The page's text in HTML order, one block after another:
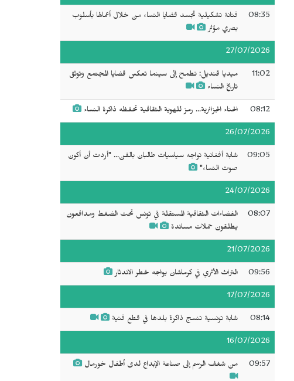
08:35
فنانة تشكيلية تجسد قضايا النساء من خلال أعمالها بأسلوب
بصري مؤثر
27/07/2026
11:02
ميديا قنديل: نطمح إلى سينما تعكس قضايا المجتمع وتوثق
تاريخ النساء
08:12 الحناء الجزائرية... رمز للهوية الثقافية تحفظه ذاكرة النساء
26/07/2026
09:05
شابة أفغانية تواجه سياسيات طالبان بالفن... "أردت أن أكون
صوت النساء"
24/07/2026
08:07
الفضاءات الثقافية المستقلة في تونس تحت الضغط ومدافعون
يطلقون حملات مساندة
21/07/2026
09:56 التراث الأثري في كرماشان يواجه خطر الاندثار
17/07/2026
08:14 شابة تونسية تنسج ذاكرة بلدها في قطع فنية
16/07/2026
09:57 من شغف الرسم إلى صناعة الإبداع لدى أطفال خورمال